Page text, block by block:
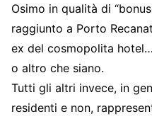
Osimo in qualità di
raggiunto a Porto
ex del cosmopolita
o altro che siano.
Tutti gli altri invece, in
residenti e non,